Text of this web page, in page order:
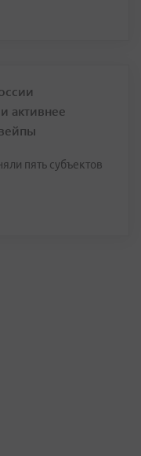
активнее
пять субъектов